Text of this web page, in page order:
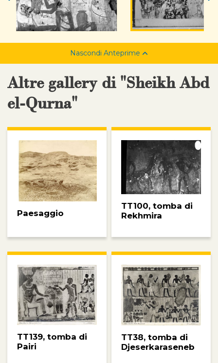
Nascondi Anteprime
Altre gallery di "Sheikh Abd
el-Qurna"
Paesaggio
TT100, tomba di
Rekhmira
TT139, tomba di
Pairi
TT38, tomba di
Djeserkaraseneb